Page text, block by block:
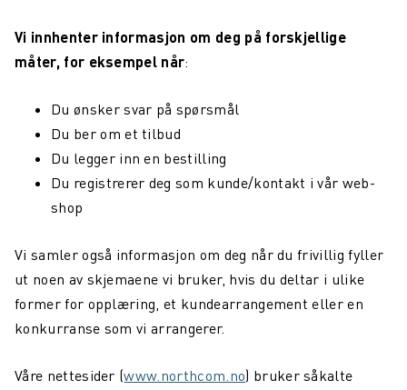
Vi innhenter informasjon om deg på forskjellige
måter, for eksempel når:
Du ønsker svar på spørsmål
Du ber om et tilbud
Du legger inn en bestilling
Du registrerer deg som kunde/kontakt i vår web-
shop
Vi samler også informasjon om deg når du frivillig fyller
ut noen av skjemaene vi bruker, hvis du deltar i ulike
former for opplæring, et kundearrangement eller en
konkurranse som vi arrangerer.
Våre nettesider (www.northcom.no) bruker såkalte